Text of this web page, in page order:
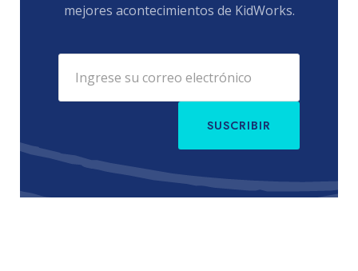
mejores acontecimientos de KidWorks.
SUSCRIBIR